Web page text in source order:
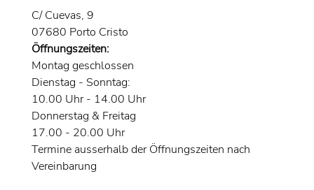
C/ Cuevas, 9
07680 Porto Cristo
Öffnungszeiten:
Montag geschlossen
Dienstag - Sonntag:
10.00 Uhr - 14.00 Uhr
Donnerstag & Freitag
17.00 - 20.00 Uhr
Termine ausserhalb der Öffnungszeiten nach
Vereinbarung